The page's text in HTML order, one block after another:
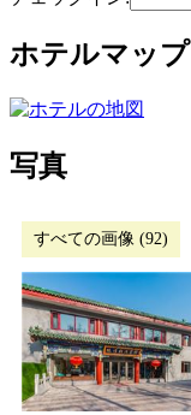
ホテルマップ
写真
すべての画像 (92)